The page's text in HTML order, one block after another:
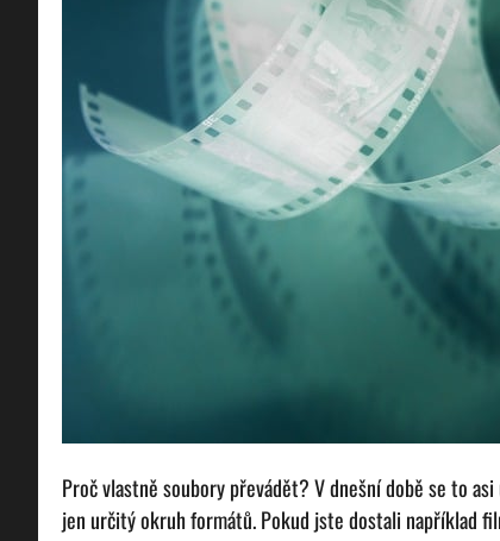
Proč vlastně soubory převádět? V dnešní době se to
jen určitý okruh formátů. Pokud jste dostali například